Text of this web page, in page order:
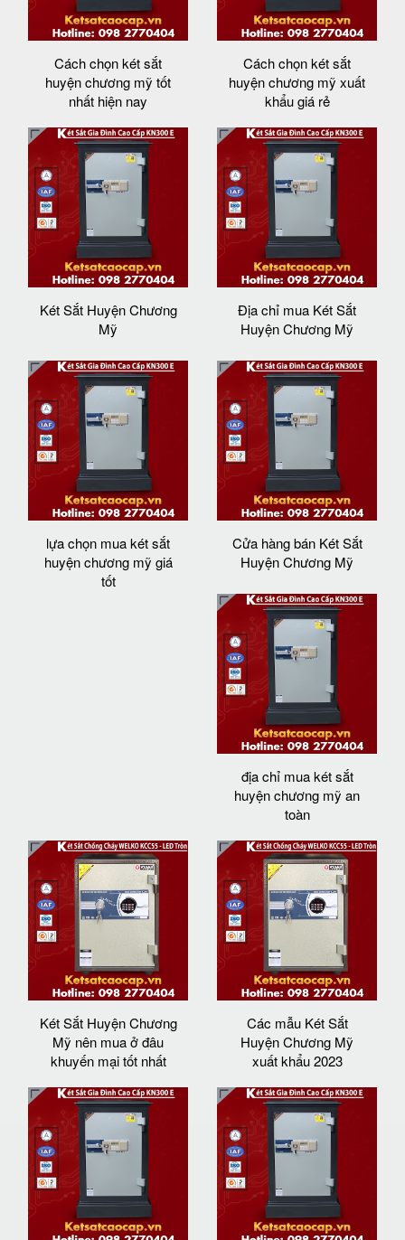
Cách chọn két sắt
huyện chương mỹ tốt
nhất hiện nay
Cách chọn két sắt
huyện chương mỹ xuất
khẩu giá rẻ
Két Sắt Huyện Chương
Mỹ
Địa chỉ mua Két Sắt
Huyện Chương Mỹ
lựa chọn mua két sắt
huyện chương mỹ giá
tốt
Cửa hàng bán Két Sắt
Huyện Chương Mỹ
địa chỉ mua két sắt
huyện chương mỹ an
toàn
Két Sắt Huyện Chương
Mỹ nên mua ở đâu
khuyến mại tốt nhất
Các mẫu Két Sắt
Huyện Chương Mỹ
xuất khẩu 2023